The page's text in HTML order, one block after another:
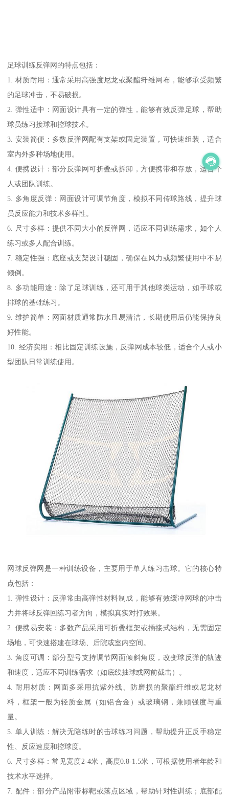
足球训练反弹网的特点包括：
1. 材质耐用：通常采用高强度尼龙或聚酯纤维网布，能够承受频繁
的足球冲击，不易破损。
2. 弹性适中：网面设计具有一定的弹性，能够有效反弹足球，帮助
球员练习接球和控球技术。
3. 安装简便：多数反弹网配有支架或固定装置，可快速组装，适合
室内外多种场地使用。
4. 便携设计：部分反弹网可折叠或拆卸，方便携带和存放，适合个
人或团队训练。
5. 多角度反弹：网面设计可调节角度，模拟不同传球路线，提升球
员反应能力和技术多样性。
6. 尺寸多样：提供不同大小的反弹网，适应不同训练需求，如个人
练习或多人配合训练。
7. 稳定性强：底座或支架设计稳固，确保在风力或频繁使用中不易
倾倒。
8. 多功能用途：除了足球训练，还可用于其他球类运动，如手球或
排球的基础练习。
9. 维护简单：网面材质通常防水且易清洁，长期使用后仍能保持良
好性能。
10. 经济实用：相比固定训练设施，反弹网成本较低，适合个人或小
型团队日常训练使用。
网球反弹网是一种训练设备，主要用于单人练习击球。它的核心特
点包括：
1. 弹性设计：反弹常由高弹性材料制成，能够有效缓冲网球的冲击
力并将球反弹回练习者方向，模拟真实对打效果。
2. 便携易安装：多数产品采用可折叠框架或插接式结构，无需固定
场地，可快速搭建在球场、后院或室内空间。
3. 角度可调：部分型号支持调节网面倾斜角度，改变球反弹的轨迹
和速度，适应不同训练需求（如底线抽球或网前截击）。
4. 耐用材质：网面多采用抗紫外线、防磨损的聚酯纤维或尼龙材
料，框架一般为轻质金属（如铝合金）或玻璃钢，兼顾强度与重
量。
5. 单人训练：解决无陪练时的击球练习问题，帮助提升正反手稳定
性、反应速度和控球度。
6. 尺寸多样：常见宽度2-4米，高度0.8-1.5米，可根据使用者年龄和
技术水平选择。
7. 配件：部分产品附带标靶或落点区域，帮助针对性训练；底部配